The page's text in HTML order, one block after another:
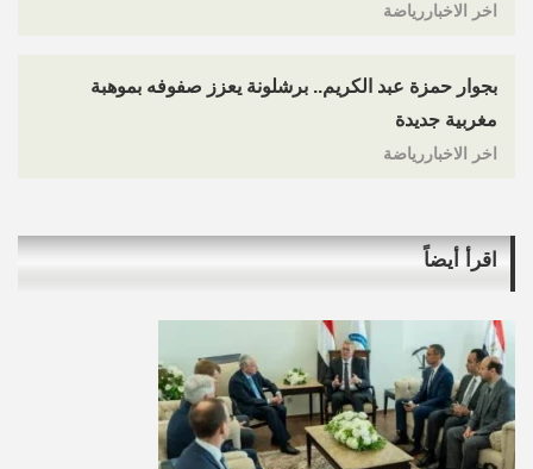
اخر الاخباررياضة
بجوار حمزة عبد الكريم.. برشلونة يعزز صفوفه بموهبة
مغربية جديدة
اخر الاخباررياضة
اقرأ أيضاً